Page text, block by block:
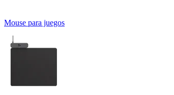
Mouse para juegos